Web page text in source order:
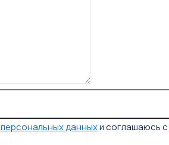
персональных данныхи соглашаюсь с